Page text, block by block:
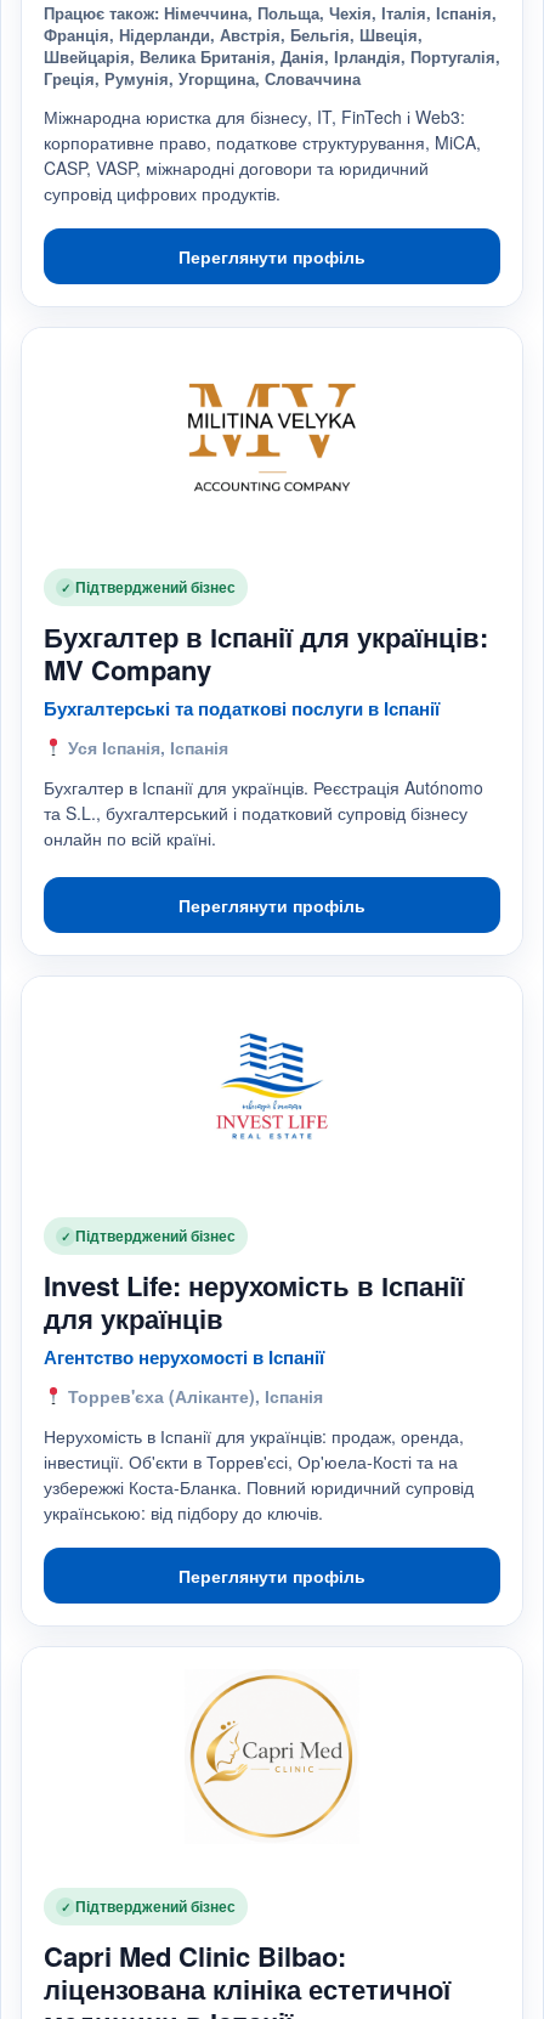
Працює також: Німеччина, Польща, Чехія, Італія, Іспанія,
Франція, Нідерланди, Австрія, Бельгія, Швеція,
Швейцарія, Велика Британія, Данія, Ірландія, Португалія,
Греція, Румунія, Угорщина, Словаччина
Міжнародна юристка для бізнесу, IT, FinTech і Web3:
корпоративне право, податкове структурування, MiCA,
CASP, VASP, міжнародні договори та юридичний
супровід цифрових продуктів.
Переглянути профіль
✓ Підтверджений бізнес
Бухгалтер в Іспанії для українців:
MV Company
Бухгалтерські та податкові послуги в Іспанії
Уся Іспанія, Іспанія
Бухгалтер в Іспанії для українців. Реєстрація Autónomo
та S.L., бухгалтерський і податковий супровід бізнесу
онлайн по всій країні.
Переглянути профіль
✓ Підтверджений бізнес
Invest Life: нерухомість в Іспанії
для українців
Агентство нерухомості в Іспанії
Торрев'єха (Аліканте), Іспанія
Нерухомість в Іспанії для українців: продаж, оренда,
інвестиції. Об'єкти в Торрев'єсі, Ор'юела-Кості та на
узбережжі Коста-Бланка. Повний юридичний супровід
українською: від підбору до ключів.
Переглянути профіль
✓ Підтверджений бізнес
Capri Med Clinic Bilbao:
ліцензована клініка естетичної